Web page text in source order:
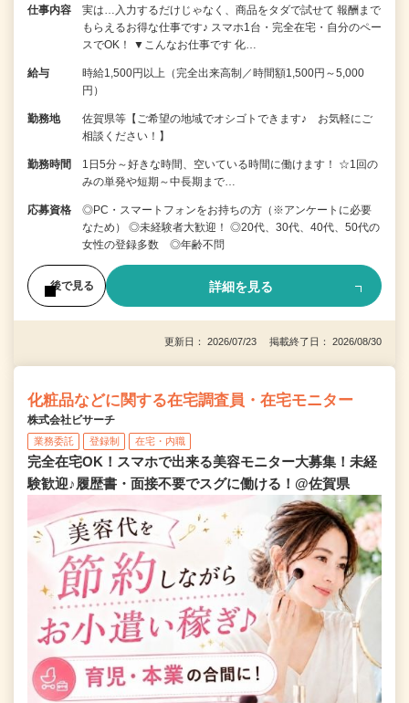
仕事内容
実は…入力するだけじゃなく、商品をタダで試せて 報酬まで
もらえるお得な仕事です♪ スマホ1台・完全在宅・自分のペー
スでOK！ ▼こんなお仕事です 化…
給与
時給1,500円以上（完全出来高制／時間額1,500円～5,000
円）
勤務地
佐賀県等【ご希望の地域でオシゴトできます♪ お気軽にご
相談ください！】
勤務時間
1日5分～好きな時間、空いている時間に働けます！ ☆1回の
みの単発や短期～中長期まで…
応募資格
◎PC・スマートフォンをお持ちの方（※アンケートに必要
なため） ◎未経験者大歓迎！ ◎20代、30代、40代、50代の
女性の登録多数 ◎年齢不問
後で見る 詳細を見る
更新日： 2026/07/23 掲載終了日： 2026/08/30
化粧品などに関する在宅調査員・在宅モニター
株式会社ビサーチ
業務委託 登録制 在宅・内職
完全在宅OK！スマホで出来る美容モニター大募集！未経
験歓迎♪履歴書・面接不要でスグに働ける！@佐賀県